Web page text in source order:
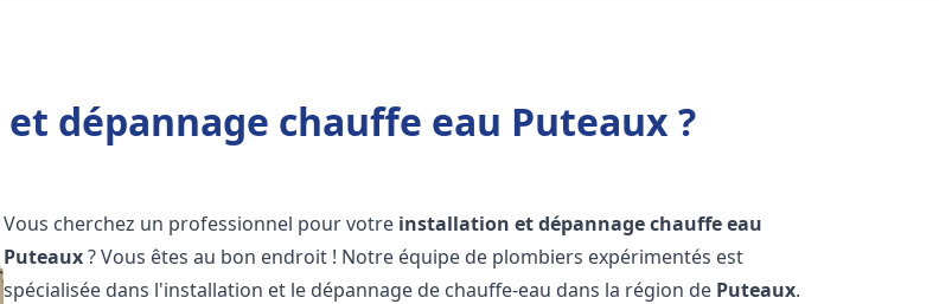
dépannage chauffe eau Puteaux ?
Vous cherchez un professionnel pour votre installation et dépannage chauffe eau
Puteaux? Vous êtes au bon endroit ! Notre équipe de plombiers expérimentés est
spécialisée dans l'installation et le dépannage de chauffe-eau dans la région de Puteaux.